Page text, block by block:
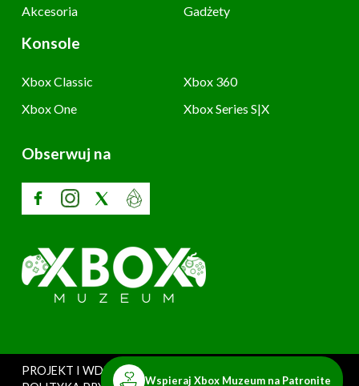
Akcesoria
Gadżety
Konsole
Xbox Classic
Xbox 360
Xbox One
Xbox Series S|X
Obserwuj na
PROJEKT I WDROŻENIE: SZARY UŻYTKOWNIK
Wspieraj Xbox Muzeum na Patronite